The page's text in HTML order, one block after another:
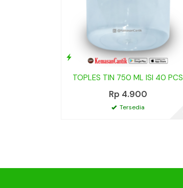
TOPLES TIN 750 ML ISI 40 PCS
Rp 4.900
Tersedia